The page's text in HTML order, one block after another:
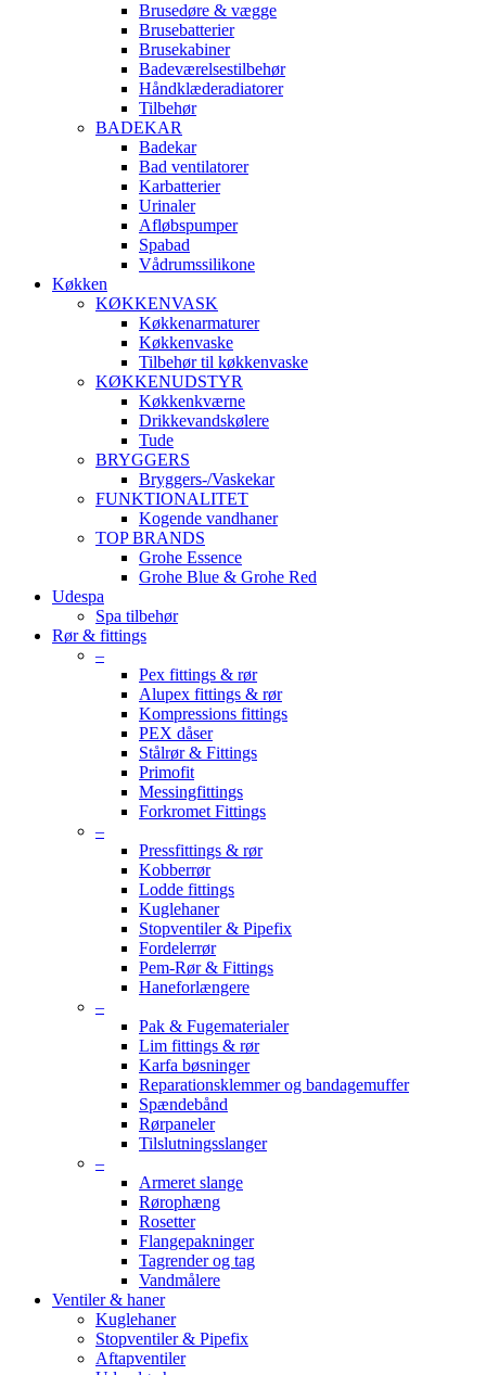
Brusedøre & vægge
Brusebatterier
Brusekabiner
Badeværelsestilbehør
Håndklæderadiatorer
Tilbehør
BADEKAR
Badekar
Bad ventilatorer
Karbatterier
Urinaler
Afløbspumper
Spabad
Vådrumssilikone
Køkken
KØKKENVASK
Køkkenarmaturer
Køkkenvaske
Tilbehør til køkkenvaske
KØKKENUDSTYR
Køkkenkværne
Drikkevandskølere
Tude
BRYGGERS
Bryggers-/Vaskekar
FUNKTIONALITET
Kogende vandhaner
TOP BRANDS
Grohe Essence
Grohe Blue & Grohe Red
Udespa
Spa tilbehør
Rør & fittings
–
Pex fittings & rør
Alupex fittings & rør
Kompressions fittings
PEX dåser
Stålrør & Fittings
Primofit
Messingfittings
Forkromet Fittings
–
Pressfittings & rør
Kobberrør
Lodde fittings
Kuglehaner
Stopventiler & Pipefix
Fordelerrør
Pem-Rør & Fittings
Haneforlængere
–
Pak & Fugematerialer
Lim fittings & rør
Karfa bøsninger
Reparationsklemmer og bandagemuffer
Spændebånd
Rørpaneler
Tilslutningsslanger
–
Armeret slange
Rørophæng
Rosetter
Flangepakninger
Tagrender og tag
Vandmålere
Ventiler & haner
Kuglehaner
Stopventiler & Pipefix
Aftapventiler